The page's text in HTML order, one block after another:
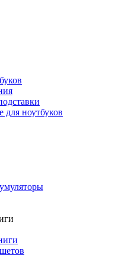
ноутбуков